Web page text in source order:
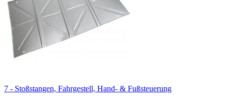
7 - Stoßstangen, Fahrgestell, Hand- & Fußsteuerung